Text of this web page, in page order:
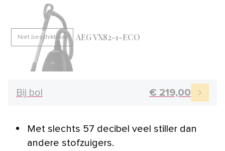
Niet beschikbaar AEG VX82-1-ECO
Bij bol € 219,00
Met slechts 57 decibel veel stiller dan
andere stofzuigers.